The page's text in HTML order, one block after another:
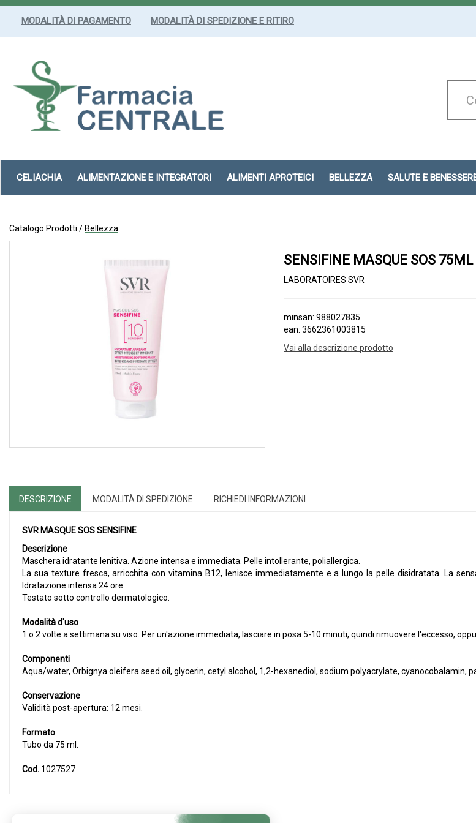
Passa
MODALITÀ DI PAGAMENTO MODALITÀ DI SPEDIZIONE E RITIRO
Prodotto
CELIACHIA ALIMENTAZIONE E INTEGRATORI ALIMENTI APROTEICI BELLEZZA SALUTE E
Catalogo Prodotti / Bellezza
SENSIFINE MASQUE SOS 75ML
LABORATOIRES SVR
minsan: 988027835
ean: 3662361003815
Vai alla descrizione prodotto
DESCRIZIONE MODALITÀ DI SPEDIZIONE RICHIEDI INFORMAZIONI
SVR MASQUE SOS SENSIFINE
Descrizione
Maschera idratante lenitiva. Azione intensa e immediata. Pelle intollerante, poliallergica.
La sua texture fresca, arricchita con vitamina B12, lenisce immediatamente e a lungo la pelle disidratata. La
Idratazione intensa 24 ore.
Testato sotto controllo dermatologico.
Modalità d'uso
1 o 2 volte a settimana su viso. Per un'azione immediata, lasciare in posa 5-10 minuti, quindi rimuovere l'eccesso,
Componenti
Aqua/water, Orbignya oleifera seed oil, glycerin, cetyl alcohol, 1,2-hexanediol, sodium polyacrylate,
Conservazione
Validità post-apertura: 12 mesi.
Formato
Tubo da 75 ml.
Cod. 1027527